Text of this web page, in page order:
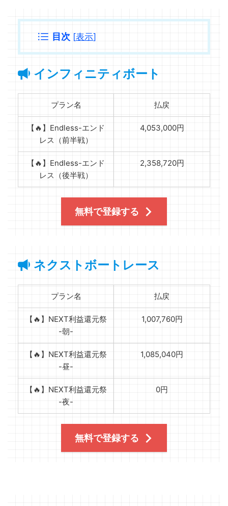
目次 [表示]
インフィニティボート
プラン名 払戻
【🔥】Endless-エンド
レス（前半戦）
4,053,000円
【🔥】Endless-エンド
レス（後半戦）
2,358,720円
無料で登録する
ネクストボートレース
プラン名 払戻
【🔥】NEXT利益還元祭
-朝-
1,007,760円
【🔥】NEXT利益還元祭
-昼-
1,085,040円
【🔥】NEXT利益還元祭
-夜-
0円
無料で登録する